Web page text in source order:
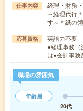
仕事内容
経理・財務
～経理代行
す～＊紙の
応募資格
英語力不要
●経理事務
は●会計事務
職場の雰囲気
年齢層
20代